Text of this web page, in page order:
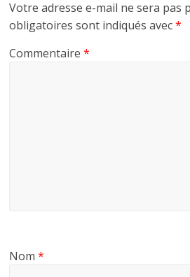
Votre adresse e-mail ne sera pas
obligatoires sont indiqués avec*
Commentaire*
Nom*